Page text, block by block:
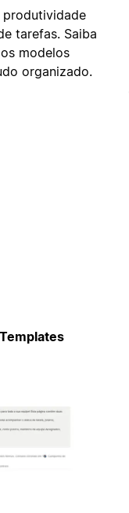
produtividade
tarefas. Saiba
modelos
organizado.